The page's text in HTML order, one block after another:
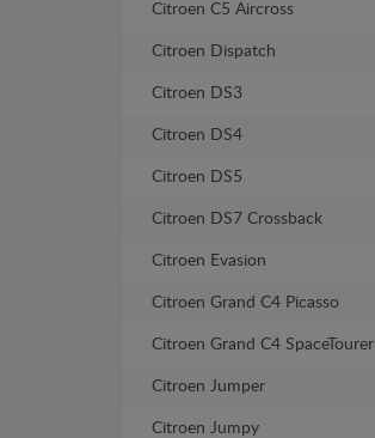
Citroen C5 Aircross
Citroen Dispatch
Citroen DS3
Citroen DS4
Citroen DS5
Citroen DS7 Crossback
Citroen Evasion
Citroen Grand C4 Picasso
Citroen Grand C4 SpaceTourer
Citroen Jumper
Citroen Jumpy